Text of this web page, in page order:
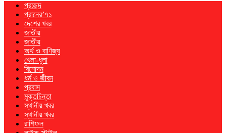
প্রচ্ছদ
প্রানের’৭১
দেশের খবর
জাতীয়
জাতীয়
অর্থ ও বাণিজ্য
খেলা-ধুলা
বিনোদন
ধর্ম ও জীবন
প্রবাস
মুক্তচিন্তা
স্থানীয় খবর
স্থানীয় খবর
রাশিফল